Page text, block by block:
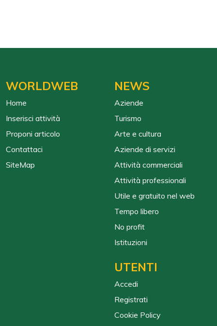
WORLDWEB
Home
Inserisci attività
Proponi articolo
Contattaci
SiteMap
NEWS
Aziende
Turismo
Arte e cultura
Aziende di servizi
Attività commerciali
Attività professionali
Utile e gratuito nel web
Tempo libero
No profit
Istituzioni
UTENTI
Accedi
Registrati
Cookie Policy